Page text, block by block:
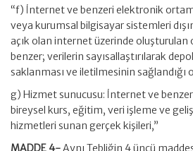
“f) İnternet ve benzeri elektronik
veya kurumsal bilgisayar sistemleri
açık olan internet üzerinde
benzer; verilerin sayısallaştırılarak
saklanması ve iletilmesinin sağlandığı
g) Hizmet sunucusu: İnternet ve
bireysel kurs, eğitim, veri işleme ve
hizmetleri sunan gerçek kişileri,”
MADDE 4-Aynı Tebliğin 4 üncü